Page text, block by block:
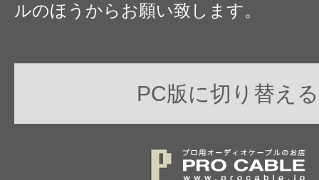
ルのほうからお願い致します。
PC版に切り替える